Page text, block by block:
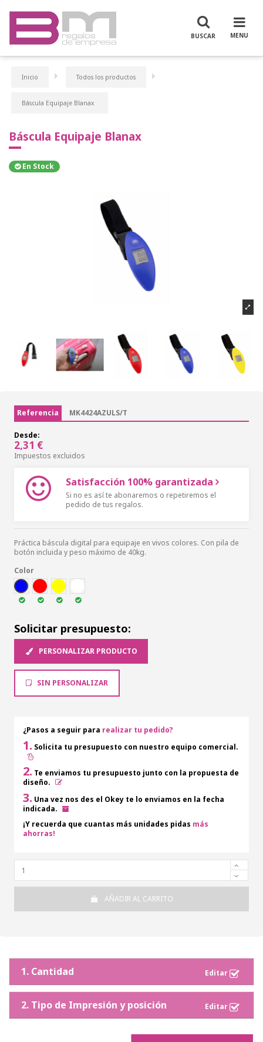
Inicio Todos los productos
Báscula Equipaje Blanax
Báscula Equipaje Blanax
En Stock
Referencia MK4424AZULS/T
Desde:
2,31 €
Impuestos excluidos
Satisfacción 100% garantizada
Si no es así te abonaremos o repetiremos el
pedido de tus regalos.
Práctica báscula digital para equipaje en vivos colores. Con pila de
botón incluida y peso máximo de 40kg.
Color
AZUL
ROJ AMA
Solicitar presupuesto:
PERSONALIZAR PRODUCTO
SIN PERSONALIZAR
¿Pasos a seguir para realizar tu pedido?
1. Solicita tu presupuesto con nuestro equipo comercial.
2. Te enviamos tu presupuesto junto con la propuesta de
diseño.
3. Una vez nos des el Okey te lo enviamos en la fecha
indicada.
¡Y recuerda que cuantas más unidades pidas más
ahorras!
AÑADIR AL CARRITO
1. Cantidad
2. Tipo de Impresión y posición